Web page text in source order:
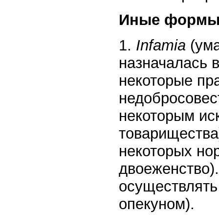
Иные формы
1. Infamia
назначалась
некоторые
некоторым
некоторых
опекуном).